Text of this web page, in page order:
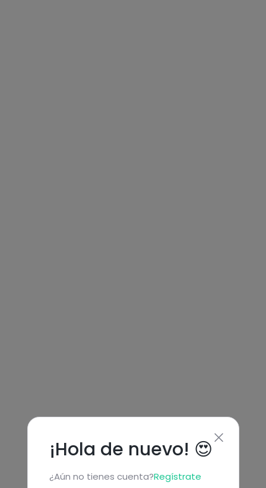
¡Hola de nuevo! 😍
¿Aún no tienes cuenta?Regístrate